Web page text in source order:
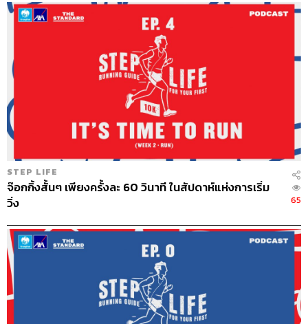
STEP LIFE
จ๊อกกิ้งสั้นๆ เพียงครั้งละ 60 วินาที ในสัปดาห์แห่งการเริ่ม
วิ่ง
65